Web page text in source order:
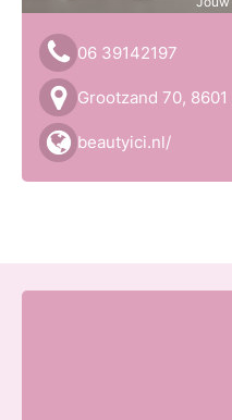
06 39142197
Grootzand 70,
beautyici.nl/